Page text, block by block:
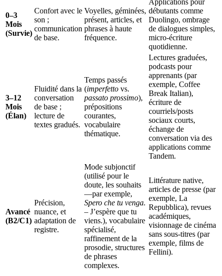
0–3
Mois
(Survie)
Confort avec le
son ;
communication
de base.
Voyelles, géminées,
présent, articles, et
phrases à haute
fréquence.
débutants comme
Duolingo, ombrage
de dialogues simples,
micro-écriture
quotidienne.
3–12
Mois
(Élan)
Fluidité dans la
conversation
de base ;
lecture de
textes gradués.
Temps passés
(imperfetto vs.
passato prossimo),
prépositions
courantes,
vocabulaire
thématique.
Lectures graduées,
podcasts pour
apprenants (par
exemple, Coffee
Break Italian),
écriture de
courriels/posts
sociaux courts,
échange de
conversation via des
applications comme
Tandem.
Avancé
(B2/C1)
Précision,
nuance, et
adaptation de
registre.
Mode subjonctif
(utilisé pour le
doute, les souhaits
—par exemple,
Spero che tu venga.
– J’espère que tu
viens.), vocabulaire
spécialisé,
raffinement de la
prosodie, structures
de phrases
complexes.
Littérature native,
articles de presse (par
exemple, La
Repubblica), revues
académiques,
visionnage de cinéma
sans sous-titres (par
exemple, films de
Fellini).